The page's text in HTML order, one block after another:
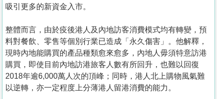
吸引更多的新資金入市。
整體而言，由於疫後港人及內地訪客消費模式均有轉變，預
料對餐飲、零售等個別行業已造成「永久傷害」。他解釋，
現時內地能購買的產品種類愈來愈多，內地人毋須特意訪港
購買，即使目前內地訪港旅客人數有所回升，也難以回復
2018年逾6,000萬人次的頂峰；同時，港人北上購物風氣難
以逆轉，亦一定程度上分薄港人留港消費的能力。